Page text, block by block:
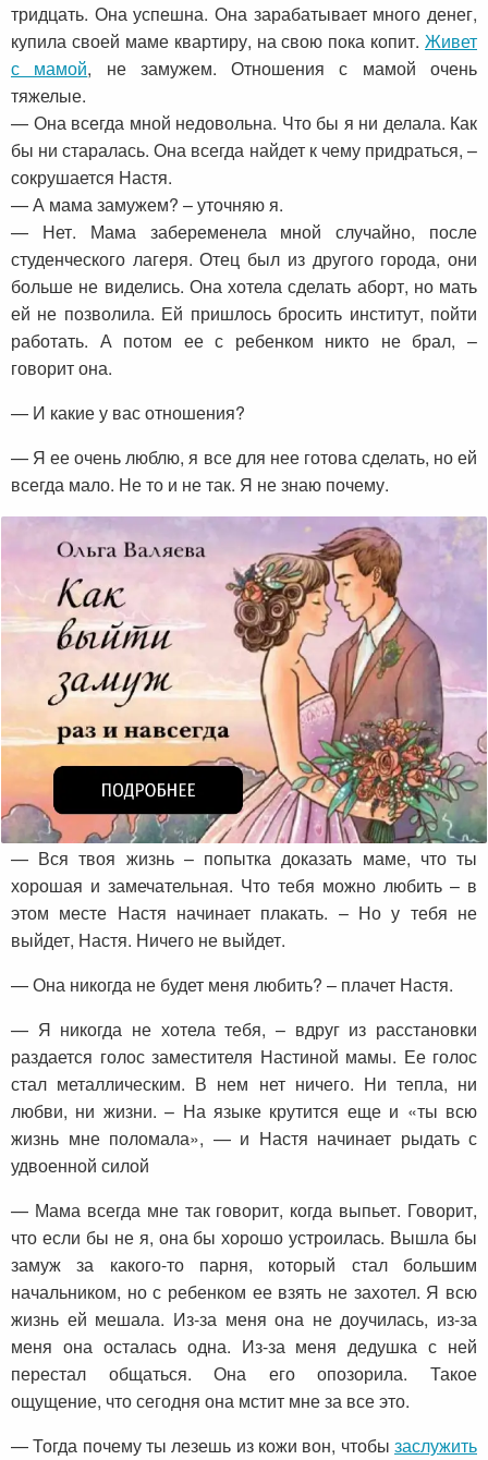
тридцать. Она успешна. Она зарабатывает много денег,
купила своей маме квартиру, на свою пока копит. Живет
с мамой, не замужем. Отношения с мамой очень
тяжелые.
— Она всегда мной недовольна. Что бы я ни делала. Как
бы ни старалась. Она всегда найдет к чему придраться, –
сокрушается Настя.
— А мама замужем? – уточняю я.
— Нет. Мама забеременела мной случайно, после
студенческого лагеря. Отец был из другого города, они
больше не виделись. Она хотела сделать аборт, но мать
ей не позволила. Ей пришлось бросить институт, пойти
работать. А потом ее с ребенком никто не брал, –
говорит она.
— И какие у вас отношения?
— Я ее очень люблю, я все для нее готова сделать, но ей
всегда мало. Не то и не так. Я не знаю почему.
— Вся твоя жизнь – попытка доказать маме, что ты
хорошая и замечательная. Что тебя можно любить – в
этом месте Настя начинает плакать. – Но у тебя не
выйдет, Настя. Ничего не выйдет.
— Она никогда не будет меня любить? – плачет Настя.
— Я никогда не хотела тебя, – вдруг из расстановки
раздается голос заместителя Настиной мамы. Ее голос
стал металлическим. В нем нет ничего. Ни тепла, ни
любви, ни жизни. – На языке крутится еще и «ты всю
жизнь мне поломала», — и Настя начинает рыдать с
удвоенной силой
— Мама всегда мне так говорит, когда выпьет. Говорит,
что если бы не я, она бы хорошо устроилась. Вышла бы
замуж за какого-то парня, который стал большим
начальником, но с ребенком ее взять не захотел. Я всю
жизнь ей мешала. Из-за меня она не доучилась, из-за
меня она осталась одна. Из-за меня дедушка с ней
перестал общаться. Она его опозорила. Такое
ощущение, что сегодня она мстит мне за все это.
— Тогда почему ты лезешь из кожи вон, чтобы заслужить